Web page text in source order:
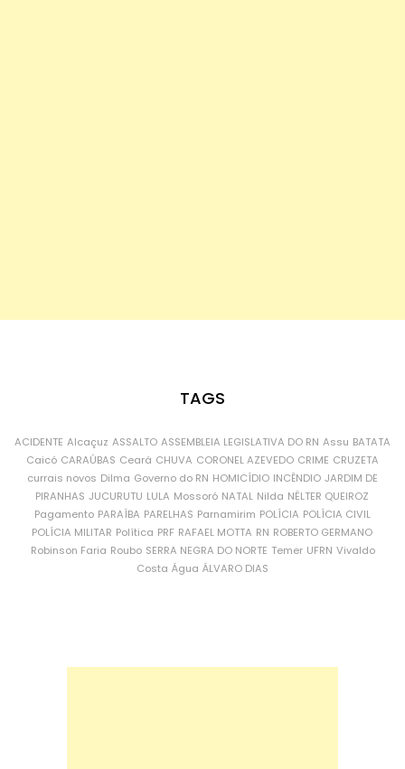
TAGS
ACIDENTE Alcaçuz ASSALTO ASSEMBLEIA LEGISLATIVA DO RN Assu BATATA
Caicó CARAÚBAS Ceará CHUVA CORONEL AZEVEDO CRIME CRUZETA
currais novos Dilma Governo do RN HOMICÍDIO INCÊNDIO JARDIM DE
PIRANHAS JUCURUTU LULA Mossoró NATAL Nilda NÉLTER QUEIROZ
Pagamento PARAÍBA PARELHAS Parnamirim POLÍCIA POLÍCIA CIVIL
POLÍCIA MILITAR Política PRF RAFAEL MOTTA RN ROBERTO GERMANO
Robinson Faria Roubo SERRA NEGRA DO NORTE Temer UFRN Vivaldo
Costa Água ÁLVARO DIAS